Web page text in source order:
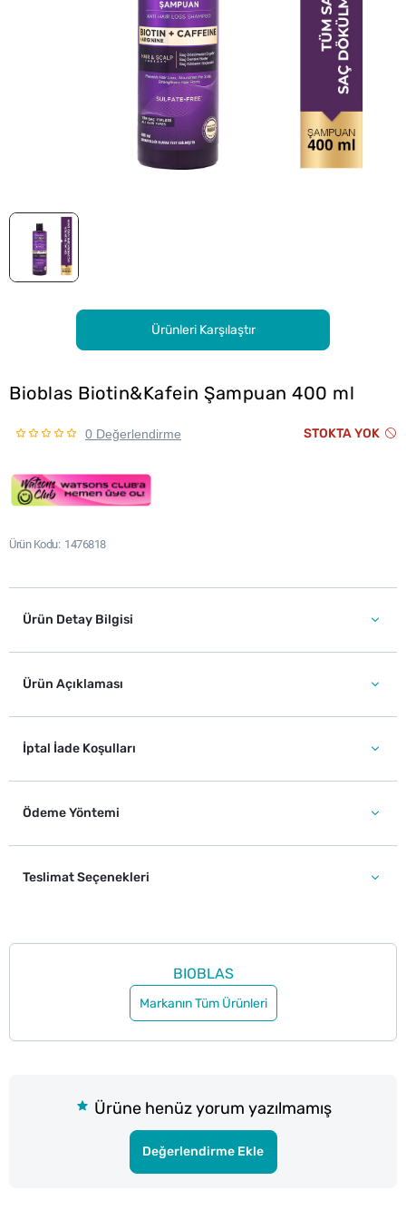
Ürünleri Karşılaştır
Bioblas Biotin&Kafein Şampuan 400 ml
0 Değerlendirme STOKTA YOK
Ürün Kodu 1476818
Ürün Detay Bilgisi
Ürün Açıklaması
İptal İade Koşulları
Ödeme Yöntemi
Teslimat Seçenekleri
BIOBLAS
Markanın Tüm Ürünleri
Ürüne henüz yorum yazılmamış
Değerlendirme Ekle